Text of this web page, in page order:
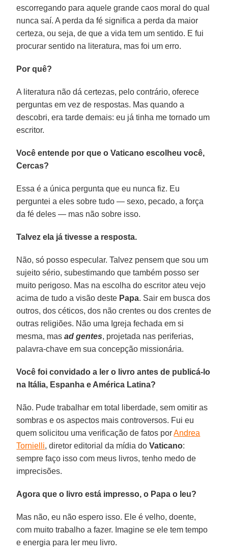
escorregando para aquele grande caos moral do qual
nunca saí. A perda da fé significa a perda da maior
certeza, ou seja, de que a vida tem um sentido. E fui
procurar sentido na literatura, mas foi um erro.
Por quê?
A literatura não dá certezas, pelo contrário, oferece
perguntas em vez de respostas. Mas quando a
descobri, era tarde demais: eu já tinha me tornado um
escritor.
Você entende por que o Vaticano escolheu você,
Cercas?
Essa é a única pergunta que eu nunca fiz. Eu
perguntei a eles sobre tudo — sexo, pecado, a força
da fé deles — mas não sobre isso.
Talvez ela já tivesse a resposta.
Não, só posso especular. Talvez pensem que sou um
sujeito sério, subestimando que também posso ser
muito perigoso. Mas na escolha do escritor ateu vejo
acima de tudo a visão deste Papa. Sair em busca dos
outros, dos céticos, dos não crentes ou dos crentes de
outras religiões. Não uma Igreja fechada em si
mesma, masad gentes, projetada nas periferias,
palavra-chave em sua concepção missionária.
Você foi convidado a ler o livro antes de publicá-lo
na Itália, Espanha e América Latina?
Não. Pude trabalhar em total liberdade, sem omitir as
sombras e os aspectos mais controversos. Fui eu
quem solicitou uma verificação de fatos porAndrea
Tornielli, diretor editorial da mídia doVaticano:
sempre faço isso com meus livros, tenho medo de
imprecisões.
Agora que o livro está impresso, o Papa o leu?
Mas não, eu não espero isso. Ele é velho, doente,
com muito trabalho a fazer. Imagine se ele tem tempo
e energia para ler meu livro.